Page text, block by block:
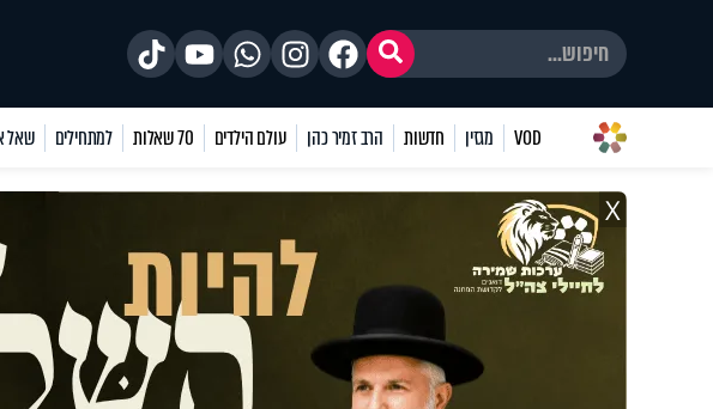
VOD מגזין חדשות הרב זמיר כהן עולם הילדים 70 שאלות למתחילים שאל
X